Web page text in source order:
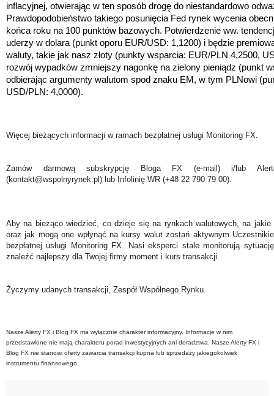
inflacyjnej, otwierając w ten sposób drogę do niestandardowo
Prawdopodobieństwo takiego posunięcia Fed rynek wycenia
końca roku na 100 punktów bazowych. Potwierdzenie ww.
uderzy w dolara (punkt oporu EUR/USD: 1,1200) i będzie
waluty, takie jak nasz złoty (punkty wsparcia: EUR/PLN 4,2500,
rozwój wypadków zmniejszy nagonkę na zielony pieniądz (punkt
odbierając argumenty walutom spod znaku EM, w tym PLNowi
USD/PLN: 4,0000).
Więcej bieżących informacji w ramach bezpłatnej usługi Monitoring FX.
Zamów darmową subskrypcję Bloga FX (e-mail) i/lub
(kontakt@wspolnyrynek.pl) lub Infolinię WR (+48 22 790 79 00).
Aby na bieżąco wiedzieć, co dzieje się na rynkach walutowych, na
oraz jak mogą one wpłynąć na kursy walut zostań aktywnym
bezpłatnej usługi Monitoring FX. Nasi eksperci stale monitorują
znaleźć najlepszy dla Twojej firmy moment i kurs transakcji.
Życzymy udanych transakcji, Zespół Wspólnego Rynku.
Nasze Alerty FX i Blog FX ma wyłącznie charakter informacyjny. Informacje w nim
przedstawione nie mają charakteru porad inwestycyjnych ani doradztwa. Nasze Alerty FX i
Blog FX nie stanowi oferty zawarcia transakcji kupna lub sprzedaży jakiegokolwiek
instrumentu finansowego.